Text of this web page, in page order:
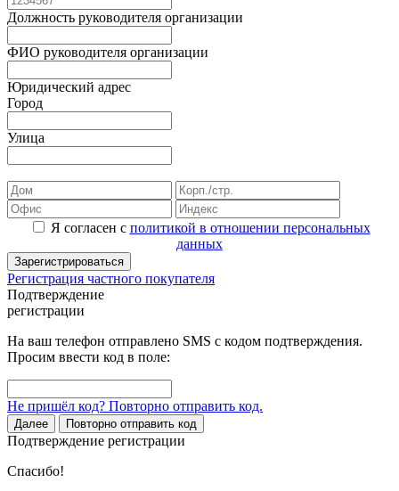
Должность руководителя организации
ФИО руководителя организации
Юридический адрес
Город
Улица
Я согласен с политикой в отношении персональных
данных
Зарегистрироваться
Регистрация частного покупателя
Подтверждение
регистрации
На ваш телефон отправлено SMS с кодом подтверждения.
Просим ввести код в поле:
Не пришёл код? Повторно отправить код.
Далее Повторно отправить код
Подтверждение регистрации
Спасибо!